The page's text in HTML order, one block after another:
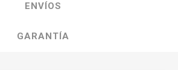
ENVÍOS
GARANTÍA